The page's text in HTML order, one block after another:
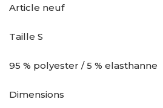
Article neuf
Taille S
95 % polyester / 5 % elasthanne
Dimensions